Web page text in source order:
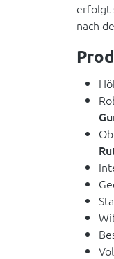
erfolgt
nach